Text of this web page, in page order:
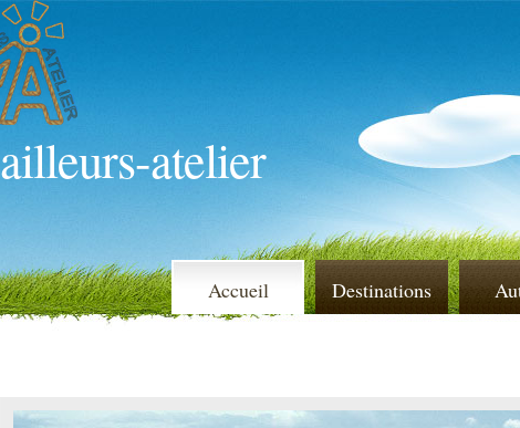
ailleurs-atelier
Accueil Destinations